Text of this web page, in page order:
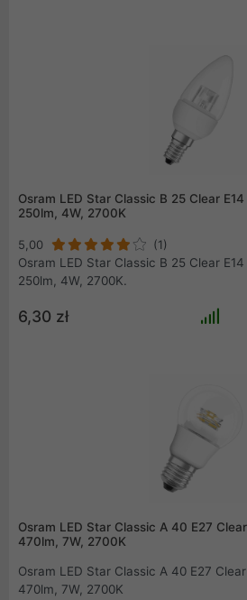
Osram LED Star Classic B 25 Clear
250lm, 4W, 2700K
5,00
(1)
Osram LED Star Classic B 25 Clear
250lm, 4W, 2700K.
6,30 zł
Osram LED Star Classic A 40 E27
470lm, 7W, 2700K
Osram LED Star Classic A 40 E27
470lm, 7W, 2700K